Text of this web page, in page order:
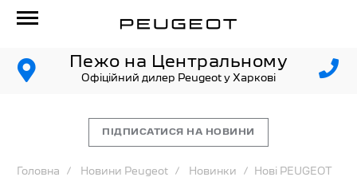
Пежо на Центральному
Офіційний дилер Peugeot у Харкові
ПІДПИСАТИСЯ НА НОВИНИ
Головна Новини Peugeot Новинки Нові PEUGEOT